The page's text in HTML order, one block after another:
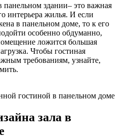
панельном здании– это важная
интерьера жилья. И если
в панельном доме, то к его
особенно обдуманно,
ложится большая
Чтобы гостиная
требованиям, узнайте,
гостиной в панельном доме
зала в